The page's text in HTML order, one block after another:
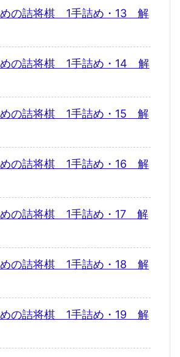
めの詰将棋 1手詰め・13 解
めの詰将棋 1手詰め・14 解
めの詰将棋 1手詰め・15 解
めの詰将棋 1手詰め・16 解
めの詰将棋 1手詰め・17 解
めの詰将棋 1手詰め・18 解
めの詰将棋 1手詰め・19 解